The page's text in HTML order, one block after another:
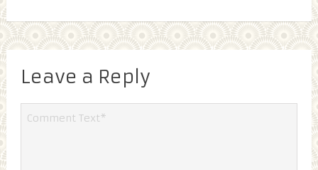
Leave a Reply